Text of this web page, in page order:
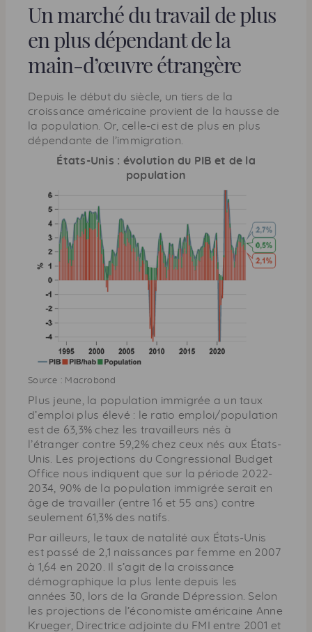
Un marché du travail de plus
en plus dépendant de la
main-d’œuvre étrangère
Depuis le début du siècle, un tiers de la
croissance américaine provient de la hausse de
la population. Or, celle-ci est de plus en plus
dépendante de l’immigration.
États-Unis : évolution du PIB et de la
population
Source : Macrobond
Plus jeune, la population immigrée a un taux
d’emploi plus élevé : le ratio emploi/population
est de 63,3% chez les travailleurs nés à
l’étranger contre 59,2% chez ceux nés aux États-
Unis. Les projections du Congressional Budget
Office nous indiquent que sur la période 2022-
2034, 90% de la population immigrée serait en
âge de travailler (entre 16 et 55 ans) contre
seulement 61,3% des natifs.
Par ailleurs, le taux de natalité aux États-Unis
est passé de 2,1 naissances par femme en 2007
à 1,64 en 2020. Il s’agit de la croissance
démographique la plus lente depuis les
années 30, lors de la Grande Dépression. Selon
les projections de l’économiste américaine Anne
Krueger, Directrice adjointe du FMI entre 2001 et